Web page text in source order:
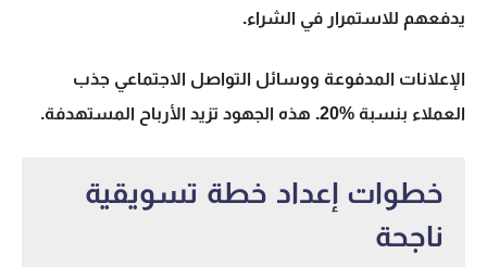
يدفعهم للاستمرار في الشراء.
الإعلانات المدفوعة ووسائل التواصل الاجتماعي جذب
العملاء بنسبة %20. هذه الجهود تزيد الأرباح المستهدفة.
خطوات إعداد خطة تسويقية
ناجحة